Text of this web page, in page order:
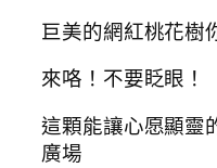
巨美的網紅桃花樹
來咯！不要眨眼！
這顆能讓心愿顯靈
廣場